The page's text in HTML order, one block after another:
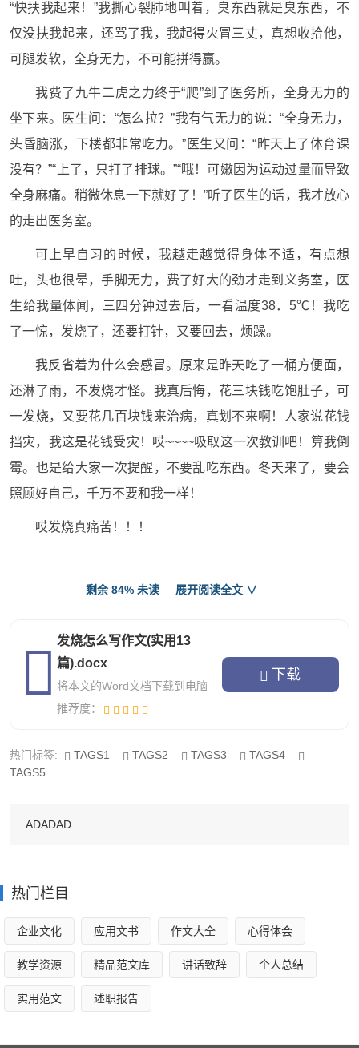
“快扶我起来！”我撕心裂肺地叫着，臭东西就是臭东西，不
仅没扶我起来，还骂了我，我起得火冒三丈，真想收拾他，
可腿发软，全身无力，不可能拼得赢。
我费了九牛二虎之力终于“爬”到了医务所，全身无力的
坐下来。医生问：“怎么拉？”我有气无力的说：“全身无力，
头昏脑涨，下楼都非常吃力。”医生又问：“昨天上了体育课
没有？”“上了，只打了排球。”“哦！可嫩因为运动过量而导致
全身麻痛。稍微休息一下就好了！”听了医生的话，我才放心
的走出医务室。
可上早自习的时候，我越走越觉得身体不适，有点想
吐，头也很晕，手脚无力，费了好大的劲才走到义务室，医
生给我量体闻，三四分钟过去后，一看温度38．5℃！我吃
了一惊，发烧了，还要打针，又要回去，烦躁。
我反省着为什么会感冒。原来是昨天吃了一桶方便面，
还淋了雨，不发烧才怪。我真后悔，花三块钱吃饱肚子，可
一发烧，又要花几百块钱来治病，真划不来啊！人家说花钱
挡灾，我这是花钱受灾！哎~~~~吸取这一次教训吧！算我倒
霉。也是给大家一次提醒，不要乱吃东西。冬天来了，要会
照顾好自己，千万不要和我一样！
哎发烧真痛苦！！！
七夜，住进了医院，所有的学习和培训都请假了。
每天妈妈都会给我倒水擦身体，想让我降温舒服点。可
是我的头还是晕乎乎的，连说话的力气也没有。住院的感觉
像关_一样。
终于一天一天地好起来。我以后再也不想发烧了，真得太难
受了，还让爸爸妈妈担心。
发烧怎么写作文4
我的头说：“怎么这么烫，是不是发烧了？”听到爸爸沙哑的
剩余 84% 未读 展开阅读全文 ∨
发烧怎么写作文(实用13
篇).docx
将本文的Word文档下载到电脑
推荐度：
下载
热门标签: TAGS1 TAGS2 TAGS3
TAGS4
TAGS5
ADADAD
热门栏目
企业文化 应用文书 作文大全 心得体会
教学资源 精品范文库 讲话致辞 个人总结
实用范文 述职报告